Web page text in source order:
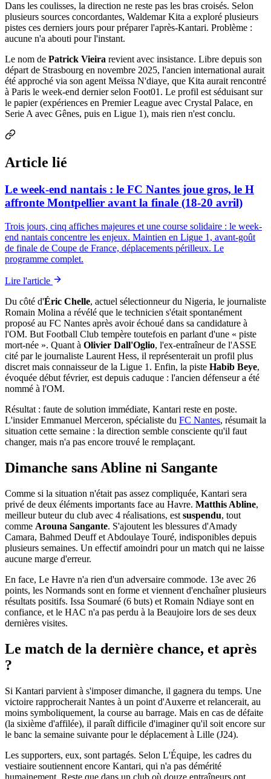
Dans les coulisses, la direction ne reste pas les bras croisés. Selon
plusieurs sources concordantes, Waldemar Kita a exploré plusieurs
pistes ces derniers jours pour préparer l'après-Kantari. Problème :
aucune n'a abouti pour l'instant.
Le nom de Patrick Vieira revient avec insistance. Libre depuis son
départ de Strasbourg en novembre 2025, l'ancien international aurait
été approché via son agent Meïssa N'diaye, que Kita aurait rencontré
à Paris le week-end dernier selon Foot01. Le profil est séduisant sur
le papier (expériences en Premier League avec Crystal Palace, en
Serie A avec Gênes, puis en Ligue 1), mais rien n'est conclu.
Article lié
Le week-end nantais : le FC Nantes joue gros, le H
affronte Montpellier avant la finale (18-20 avril)
Trois jours, cinq affiches majeures et une course solidaire : le week-
end nantais concentre les enjeux. Maintien en Ligue 1, avant-goût
de finale de Coupe de France, déplacements périlleux. Le
programme complet.
Lire l'article
Du côté d'Éric Chelle, actuel sélectionneur du Nigeria, le journaliste
Romain Molina a révélé que le technicien s'était spontanément
proposé au FC Nantes après avoir échoué dans sa candidature à
l'OM. But Football Club tempère toutefois en parlant d'une « piste
mort-née ». Quant à Olivier Dall'Oglio, l'ex-entraîneur de l'ASSE
cité par le journaliste Laurent Hess, il représenterait un profil plus
discret mais connaisseur de la Ligue 1. Enfin, la piste Habib Beye,
évoquée début février, est depuis caduque : l'ancien défenseur a été
nommé à l'OM.
Résultat : faute de solution immédiate, Kantari reste en poste.
L'insider Emmanuel Merceron, spécialiste du FC Nantes, résumait la
situation cette semaine : la direction semble consciente qu'il faut
changer, mais n'a pas encore trouvé le remplaçant.
Dimanche sans Abline ni Sangante
Comme si la situation n'était pas assez compliquée, Kantari sera
privé de deux éléments importants face au Havre. Matthis Abline,
meilleur buteur du club avec 4 réalisations, est suspendu, tout
comme Arouna Sangante. S'ajoutent les blessures d'Amady
Camara, Bahmed Deuff et Abdoulaye Touré, indisponibles depuis
plusieurs semaines. Un effectif amoindri pour un match qui ne laisse
aucune marge d'erreur.
En face, Le Havre n'a rien d'un adversaire commode. 13e avec 26
points, les Normands sont en forme et viennent d'enchaîner plusieurs
résultats positifs. Issa Soumaré (6 buts) et Romain Ndiaye sont en
confiance, et le HAC n'a pas perdu à la Beaujoire lors de ses deux
dernières visites.
Le match de la dernière chance, et après
?
Si Kantari parvient à s'imposer dimanche, il gagnera du temps. Une
victoire rapprocherait Nantes à un point d'Auxerre et relancerait, au
moins symboliquement, la course au barrage. Mais en cas de défaite
(la sixième d'affilée), il paraît difficile d'imaginer qu'il soit encore sur
le banc la semaine suivante pour le déplacement à Lille (J24).
Les supporters, eux, sont partagés. Selon L'Équipe, les cadres du
vestiaire soutiennent encore Kantari, qui n'a pas démérité
humainement. Reste que dans un club où douze entraîneurs ont